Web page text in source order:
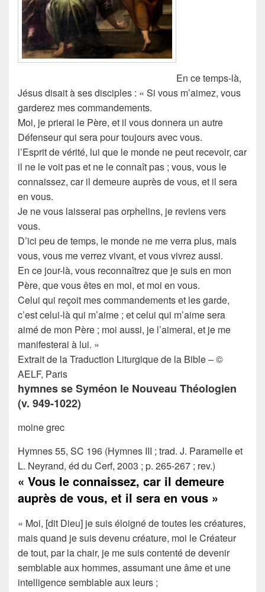
En ce temps-là,
Jésus disait à ses disciples : « Si vous m’aimez, vous
garderez mes commandements.
Moi, je prierai le Père, et il vous donnera un autre
Défenseur qui sera pour toujours avec vous.
l’Esprit de vérité, lui que le monde ne peut recevoir, car
il ne le voit pas et ne le connaît pas ; vous, vous le
connaissez, car il demeure auprès de vous, et il sera
en vous.
Je ne vous laisserai pas orphelins, je reviens vers
vous.
D’ici peu de temps, le monde ne me verra plus, mais
vous, vous me verrez vivant, et vous vivrez aussi.
En ce jour-là, vous reconnaîtrez que je suis en mon
Père, que vous êtes en moi, et moi en vous.
Celui qui reçoit mes commandements et les garde,
c’est celui-là qui m’aime ; et celui qui m’aime sera
aimé de mon Père ; moi aussi, je l’aimerai, et je me
manifesterai à lui. »
Extrait de la Traduction Liturgique de la Bible – ©
AELF, Paris
hymnes se Syméon le Nouveau Théologien
(v. 949-1022)
moine grec
Hymnes 55, SC 196 (Hymnes III ; trad. J. Paramelle et
L. Neyrand, éd du Cerf, 2003 ; p. 265-267 ; rev.)
« Vous le connaissez, car il demeure
auprès de vous, et il sera en vous »
« Moi, [dit Dieu] je suis éloigné de toutes les créatures,
mais quand je suis devenu créature, moi le Créateur
de tout, par la chair, je me suis contenté de devenir
semblable aux hommes, assumant une âme et une
intelligence semblable aux leurs ;